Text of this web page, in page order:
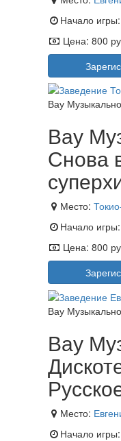
Начало игры:
Цена: 800
Вау
Вау
Снова
Место:
Начало игры:
Цена: 800
Вау
Вау
Место:
Начало игры: